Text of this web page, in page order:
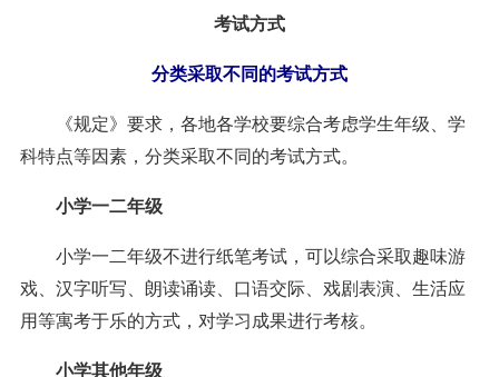
考试方式
分类采取不同的考试方式
《规定》要求，各地各学校要综合考虑学生年级、学
科特点等因素，分类采取不同的考试方式。
小学一二年级
小学一二年级不进行纸笔考试，可以综合采取趣味游
戏、汉字听写、朗读诵读、口语交际、戏剧表演、生活应
用等寓考于乐的方式，对学习成果进行考核。
小学其他年级